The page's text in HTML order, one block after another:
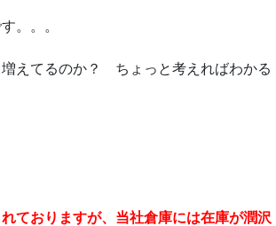
。。。
えてるのか？ ちょっと考えればわかる
ておりますが、当社倉庫には在庫が潤沢